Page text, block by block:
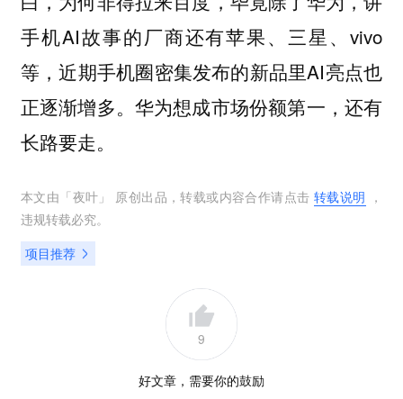
手机AI故事的厂商还有苹果、三星、vivo
等，近期手机圈密集发布的新品里AI亮点也
正逐渐增多。华为想成市场份额第一，还有
长路要走。
本文由「夜叶 」 原创出品，转载或内容合作请点击 转载说明 ，
违规转载必究。
项目推荐
9
好文章，需要你的鼓励